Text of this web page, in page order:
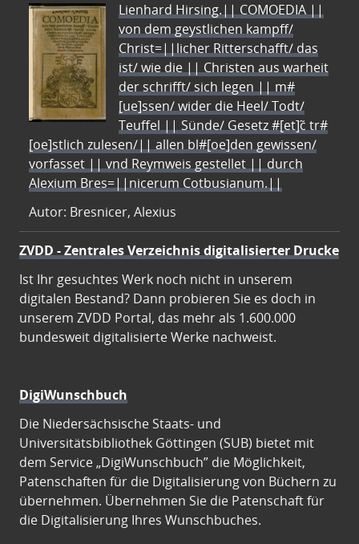
Lienhard Hirsing.|| COMOEDIA ||
von dem geystlichen kampff/
Christ=||licher Ritterschafft/ das
ist/ wie die || Christen aus warheit
der schrifft/ sich legen || m#
[ue]ssen/ wider die Heel/ Todt/
Teuffel || Sünde/ Gesetz #[et]c̃ tr#
[oe]stlich zulesen/|| allen bl#[oe]den gewissen/
vorfasset || vnd Reymweis gestellet || durch
Alexium Bres=||nicerum Cotbusianum.||
Autor: Bresnicer, Alexius
ZVDD - Zentrales Verzeichnis digitalisierter Drucke
Ist Ihr gesuchtes Werk noch nicht in unserem
digitalen Bestand? Dann probieren Sie es doch in
unserem ZVDD Portal, das mehr als 1.600.000
bundesweit digitalisierte Werke nachweist.
DigiWunschbuch
Die Niedersächsische Staats- und
Universitätsbibliothek Göttingen (SUB) bietet mit
dem Service „DigiWunschbuch” die Möglichkeit,
Patenschaften für die Digitalisierung von Büchern zu
übernehmen. Übernehmen Sie die Patenschaft für
die Digitalisierung Ihres Wunschbuches.